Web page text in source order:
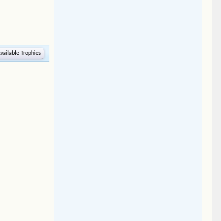
Trophies